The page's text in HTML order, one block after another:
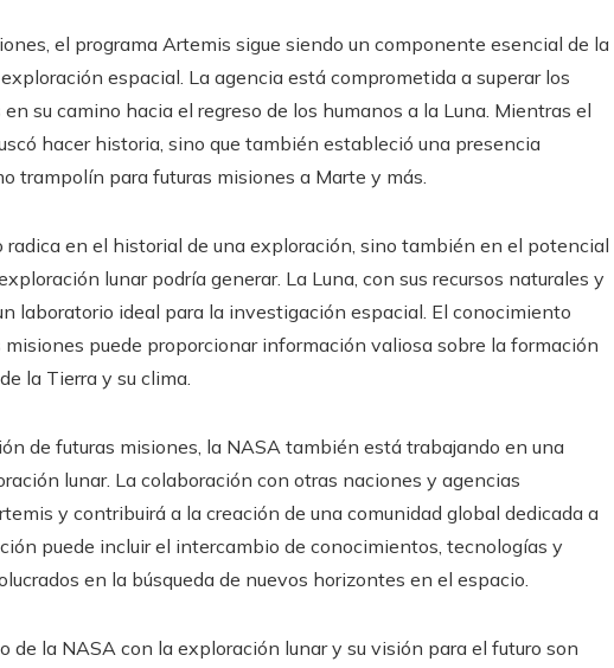
el programa Artemis sigue siendo un componente esencial de la
espacial. La agencia está comprometida a superar los
su camino hacia el regreso de los humanos a la Luna. Mientras el
hacer historia, sino que también estableció una presencia
trampolín para futuras misiones a Marte y más.
en el historial de una exploración, sino también en el potencial
lunar podría generar. La Luna, con sus recursos naturales y
laboratorio ideal para la investigación espacial. El conocimiento
puede proporcionar información valiosa sobre la formación
la Tierra y su clima.
de futuras misiones, la NASA también está trabajando en una
lunar. La colaboración con otras naciones y agencias
y contribuirá a la creación de una comunidad global dedicada a
puede incluir el intercambio de conocimientos, tecnologías y
en la búsqueda de nuevos horizontes en el espacio.
de la NASA con la exploración lunar y su visión para el futuro son